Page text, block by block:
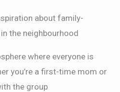
about family-
the neighbourhood
where everyone is
you’re a first-time mom or
the group